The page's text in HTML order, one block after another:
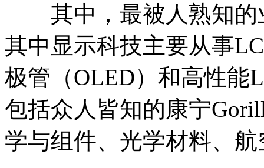
其中，最被人熟知的
其中显示科技主要从事
极管（OLED）和高性能
包括众人皆知的康宁
学与组件、光学材料、